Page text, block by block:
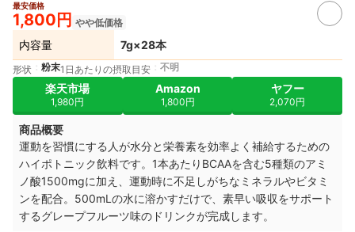
最安価格
1,800円 やや低価格
内容量 7g×28本
形状 粉末1日あたりの摂取目安 不明
楽天市場
1,980円
Amazon
1,800円
ヤフー
2,070円
商品概要
運動を習慣にする人が水分と栄養素を効率よく補給するための
ハイポトニック飲料です。1本あたりBCAAを含む5種類のアミ
ノ酸1500mgに加え、運動時に不足しがちなミネラルやビタミ
ンを配合。500mLの水に溶かすだけで、素早い吸収をサポート
するグレープフルーツ味のドリンクが完成します。